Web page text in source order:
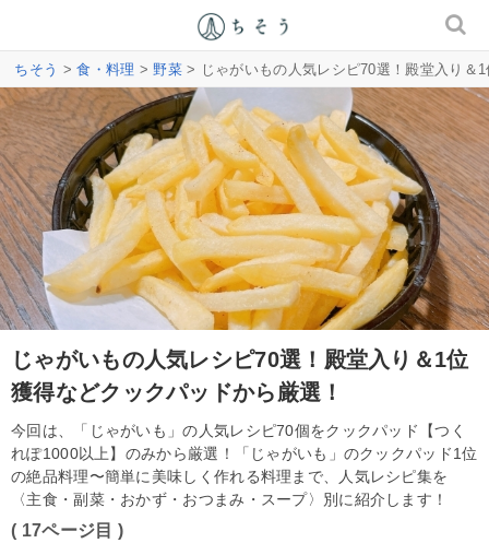
ちそう >食・料理 >野菜> じゃがいもの人気レシピ70選！殿堂入り＆
じゃがいもの人気レシピ70選！殿堂入り＆1位
獲得などクックパッドから厳選！
今回は、「じゃがいも」の人気レシピ70個をクックパッド【つく
れぽ1000以上】のみから厳選！「じゃがいも」のクックパッド1位
の絶品料理〜簡単に美味しく作れる料理まで、人気レシピ集を
〈主食・副菜・おかず・おつまみ・スープ〉別に紹介します！
( 17ページ目 )